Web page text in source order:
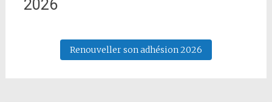
2026
Renouveller son adhésion 2026